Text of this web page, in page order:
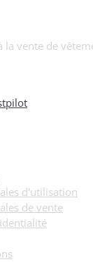
la vente de
d'utilisation
de vente